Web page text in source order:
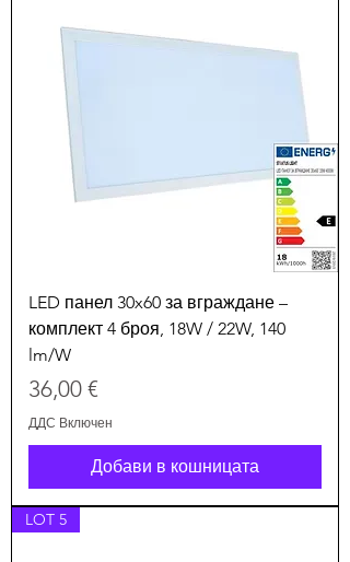
LED панел 30x60 за вграждане –
комплект 4 броя, 18W / 22W, 140
lm/W
Цена
36,00 €
ДДС Включен
Добави в кошницата
LOT 5